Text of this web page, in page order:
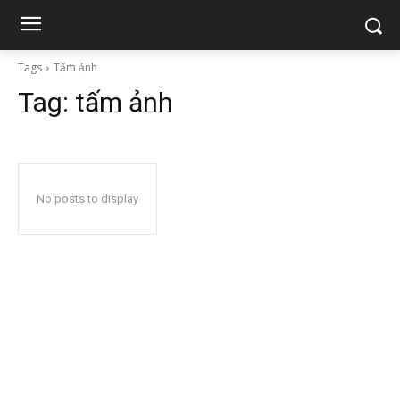
Tags Tấm ảnh
Tag: tấm ảnh
No posts to display